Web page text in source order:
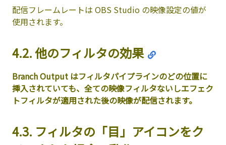
配信フレームレートは OBS Studio の映像設定の値が
使用されます。
4.2. 他のフィルタの効果
Branch Output はフィルタパイプラインのどの位置に
挿入されていても、全ての映像フィルタないしエフェク
トフィルタが適用された後の映像が配信されます。
4.3. フィルタの「目」アイコンをク